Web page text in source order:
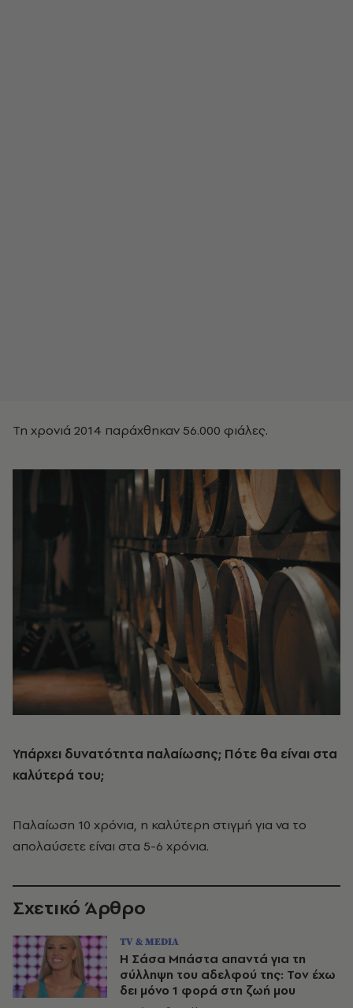
Τη χρονιά 2014 παράχθηκαν 56.000 φιάλες.
Υπάρχει δυνατότητα παλαίωσης; Πότε θα είναι στα
καλύτερά του;
Παλαίωση 10 χρόνια, η καλύτερη στιγμή για να το
απολαύσετε είναι στα 5-6 χρόνια.
Σχετικό Άρθρο
TV & MEDIA
Η Σάσα Μπάστα απαντά για τη
σύλληψη του αδελφού της: Τον έχω
δει μόνο 1 φορά στη ζωή μου